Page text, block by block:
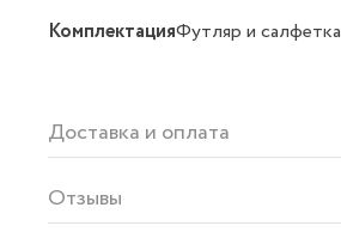
КомплектацияФутляр и салфетка
Доставка и оплата
Отзывы